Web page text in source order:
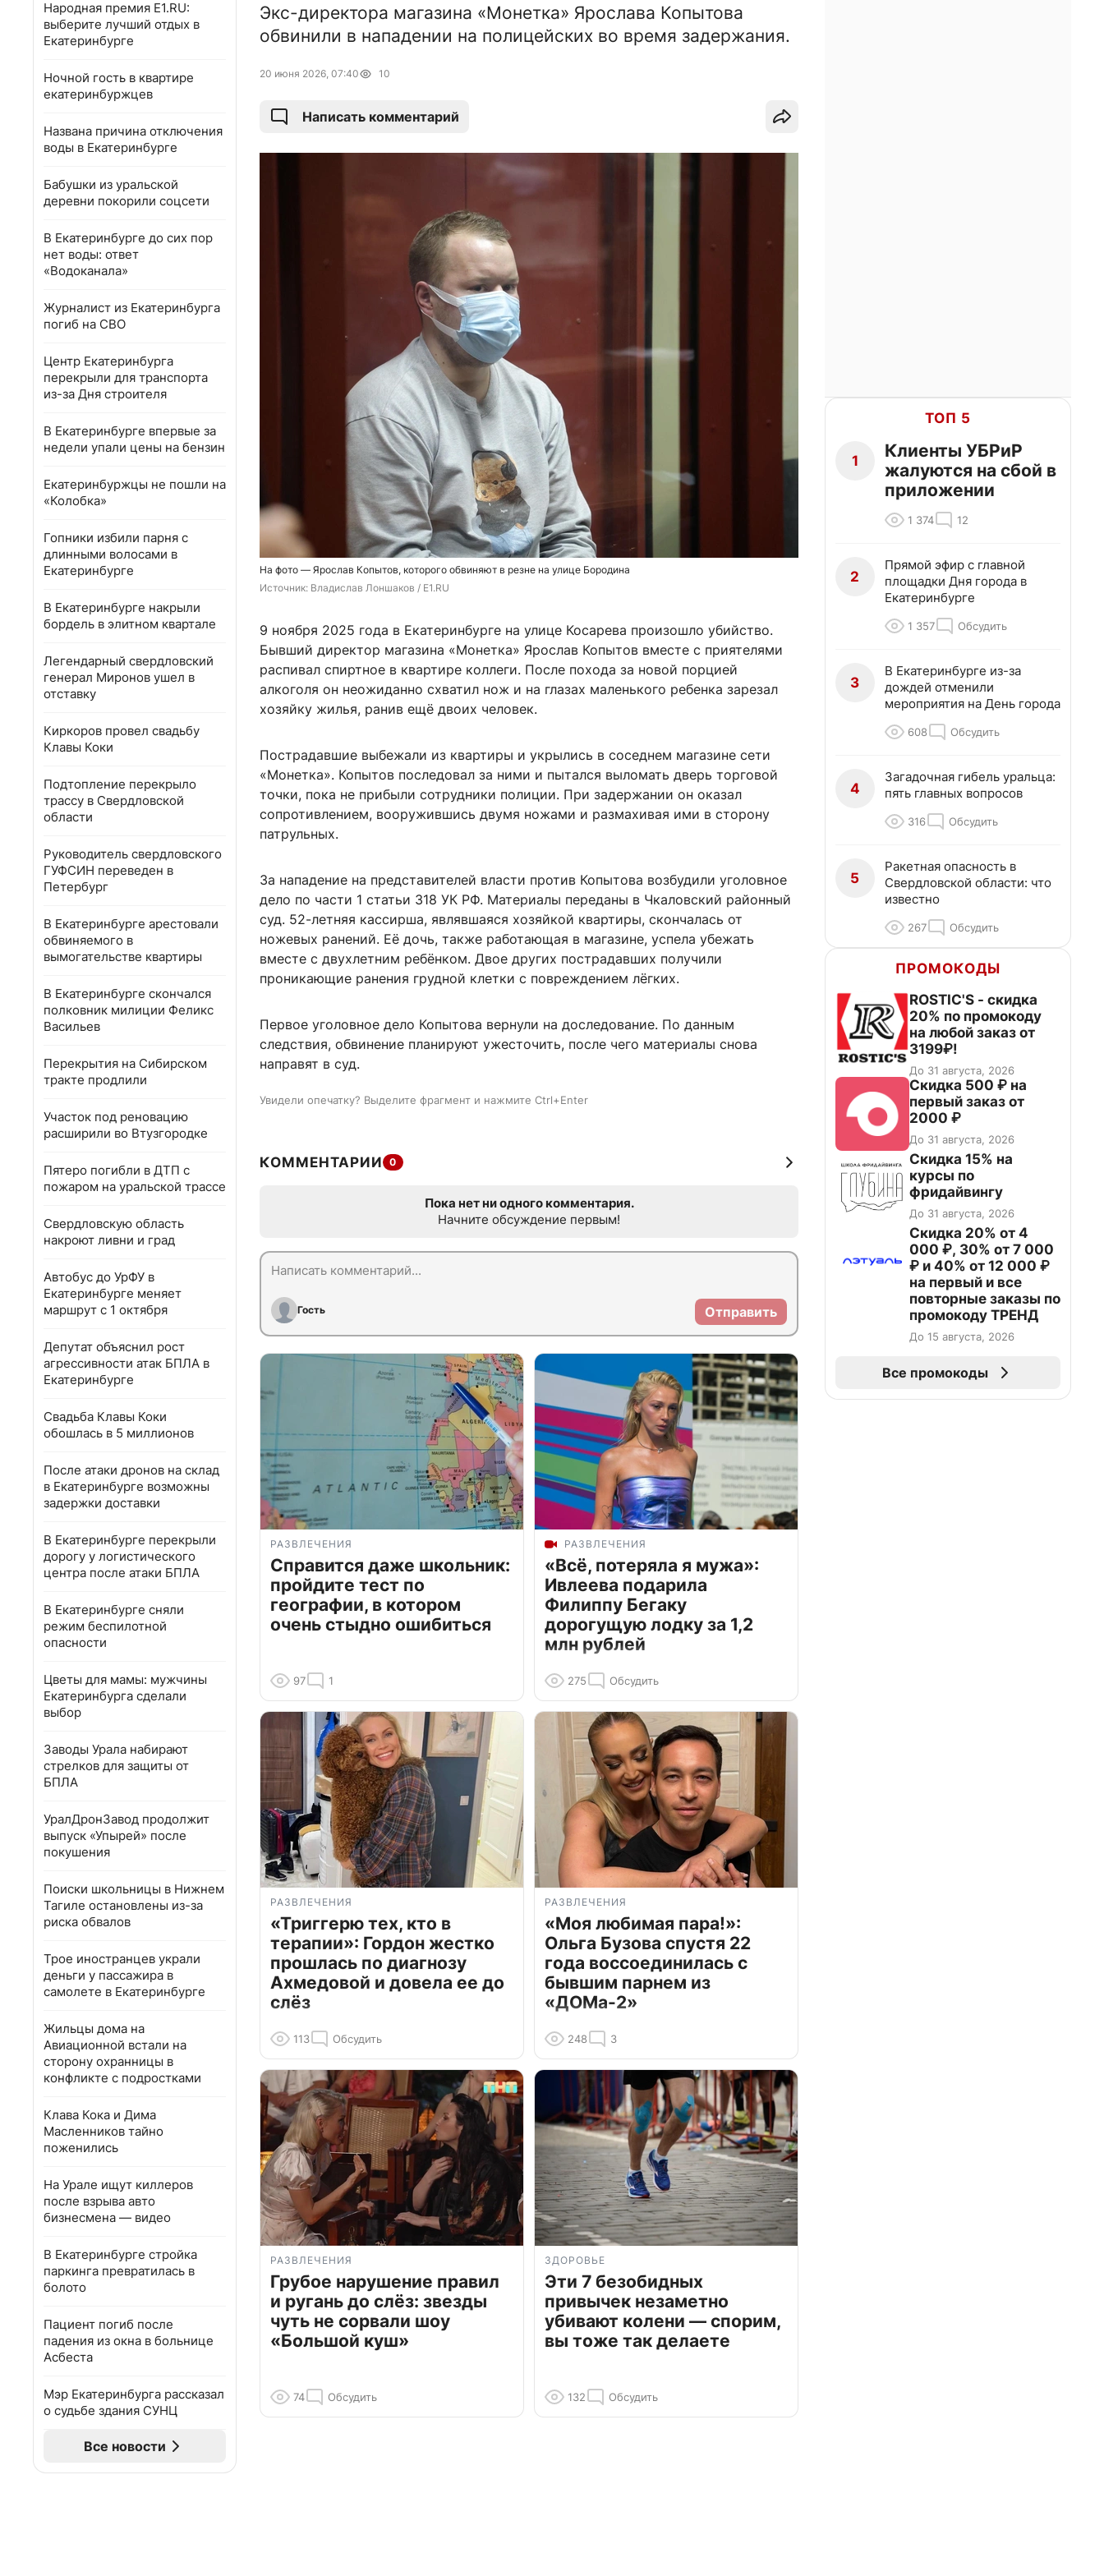
Народная премия E1.RU:
выберите лучший отдых в
Екатеринбурге
Ночной гость в квартире
екатеринбуржцев
Названа причина отключения
воды в Екатеринбурге
Бабушки из уральской
деревни покорили соцсети
В Екатеринбурге до сих пор
нет воды: ответ
«Водоканала»
Журналист из Екатеринбурга
погиб на СВО
Центр Екатеринбурга
перекрыли для транспорта
из-за Дня строителя
В Екатеринбурге впервые за
недели упали цены на бензин
Екатеринбуржцы не пошли на
«Колобка»
Гопники избили парня с
длинными волосами в
Екатеринбурге
В Екатеринбурге накрыли
бордель в элитном квартале
Легендарный свердловский
генерал Миронов ушел в
отставку
Киркоров провел свадьбу
Клавы Коки
Подтопление перекрыло
трассу в Свердловской
области
Руководитель свердловского
ГУФСИН переведен в
Петербург
В Екатеринбурге арестовали
обвиняемого в
вымогательстве квартиры
В Екатеринбурге скончался
полковник милиции Феликс
Васильев
Перекрытия на Сибирском
тракте продлили
Участок под реновацию
расширили во Втузгородке
Пятеро погибли в ДТП с
пожаром на уральской трассе
Свердловскую область
накроют ливни и град
Автобус до УрФУ в
Екатеринбурге меняет
маршрут с 1 октября
Депутат объяснил рост
агрессивности атак БПЛА в
Екатеринбурге
Свадьба Клавы Коки
обошлась в 5 миллионов
После атаки дронов на склад
в Екатеринбурге возможны
задержки доставки
В Екатеринбурге перекрыли
дорогу у логистического
центра после атаки БПЛА
В Екатеринбурге сняли
режим беспилотной
опасности
Цветы для мамы: мужчины
Екатеринбурга сделали
выбор
Заводы Урала набирают
стрелков для защиты от
БПЛА
УралДронЗавод продолжит
выпуск «Упырей» после
покушения
Поиски школьницы в Нижнем
Тагиле остановлены из-за
риска обвалов
Трое иностранцев украли
деньги у пассажира в
самолете в Екатеринбурге
Жильцы дома на
Авиационной встали на
сторону охранницы в
конфликте с подростками
Клава Кока и Дима
Масленников тайно
поженились
На Урале ищут киллеров
после взрыва авто
бизнесмена — видео
В Екатеринбурге стройка
паркинга превратилась в
болото
Пациент погиб после
падения из окна в больнице
Асбеста
Мэр Екатеринбурга рассказал
о судьбе здания СУНЦ
Все новости
Экс-директора магазина «Монетка» Ярослава Копытова
обвинили в нападении на полицейских во время задержания.
20 июня 2026, 07:40 10
Написать комментарий
На фото — Ярослав Копытов, которого обвиняют в резне на улице Бородина
Источник: Владислав Лоншаков / E1.RU
9 ноября 2025 года в Екатеринбурге на улице Косарева произошло убийство.
Бывший директор магазина «Монетка» Ярослав Копытов вместе с приятелями
распивал спиртное в квартире коллеги. После похода за новой порцией
алкоголя он неожиданно схватил нож и на глазах маленького ребенка зарезал
хозяйку жилья, ранив ещё двоих человек.
Пострадавшие выбежали из квартиры и укрылись в соседнем магазине сети
«Монетка». Копытов последовал за ними и пытался выломать дверь торговой
точки, пока не прибыли сотрудники полиции. При задержании он оказал
сопротивлением, вооружившись двумя ножами и размахивая ими в сторону
патрульных.
За нападение на представителей власти против Копытова возбудили уголовное
дело по части 1 статьи 318 УК РФ. Материалы переданы в Чкаловский районный
суд. 52-летняя кассирша, являвшаяся хозяйкой квартиры, скончалась от
ножевых ранений. Её дочь, также работающая в магазине, успела убежать
вместе с двухлетним ребёнком. Двое других пострадавших получили
проникающие ранения грудной клетки с повреждением лёгких.
Первое уголовное дело Копытова вернули на доследование. По данным
следствия, обвинение планируют ужесточить, после чего материалы снова
направят в суд.
Увидели опечатку? Выделите фрагмент и нажмите Ctrl+Enter
КОММЕНТАРИИ 0
Пока нет ни одного комментария.
Начните обсуждение первым!
Гость Отправить
РАЗВЛЕЧЕНИЯ
Справится даже школьник:
пройдите тест по
географии, в котором
очень стыдно ошибиться
97 1
РАЗВЛЕЧЕНИЯ
«Всё, потеряла я мужа»:
Ивлеева подарила
Филиппу Бегаку
дорогущую лодку за 1,2
млн рублей
275 Обсудить
РАЗВЛЕЧЕНИЯ
«Триггерю тех, кто в
терапии»: Гордон жестко
прошлась по диагнозу
Ахмедовой и довела ее до
слёз
113 Обсудить
РАЗВЛЕЧЕНИЯ
«Моя любимая пара!»:
Ольга Бузова спустя 22
года воссоединилась с
бывшим парнем из
«ДОМа-2»
248 3
РАЗВЛЕЧЕНИЯ
Грубое нарушение правил
и ругань до слёз: звезды
чуть не сорвали шоу
«Большой куш»
74 Обсудить
ЗДОРОВЬЕ
Эти 7 безобидных
привычек незаметно
убивают колени — спорим,
вы тоже так делаете
132 Обсудить
ТОП 5
1
Клиенты УБРиР
жалуются на сбой в
приложении
1 374 12
2
Прямой эфир с главной
площадки Дня города в
Екатеринбурге
1 357 Обсудить
3
В Екатеринбурге из-за
дождей отменили
мероприятия на День города
608 Обсудить
4
Загадочная гибель уральца:
пять главных вопросов
316 Обсудить
5
Ракетная опасность в
Свердловской области: что
известно
267 Обсудить
ПРОМОКОДЫ
ROSTIC'S - скидка
20% по промокоду
на любой заказ от
3199₽!
До 31 августа, 2026
Скидка 500 ₽ на
первый заказ от
2000 ₽
До 31 августа, 2026
Скидка 15% на
курсы по
фридайвингу
До 31 августа, 2026
Скидка 20% от 4
000 ₽, 30% от 7 000
₽ и 40% от 12 000 ₽
на первый и все
повторные заказы по
промокоду ТРЕНД
До 15 августа, 2026
Все промокоды